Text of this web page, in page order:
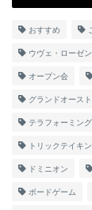
おすすめ
ウヴェ・ローゼ
オープン会
グランドオース
テラフォーミン
トリックテイキ
ドミニオン
ボードゲーム